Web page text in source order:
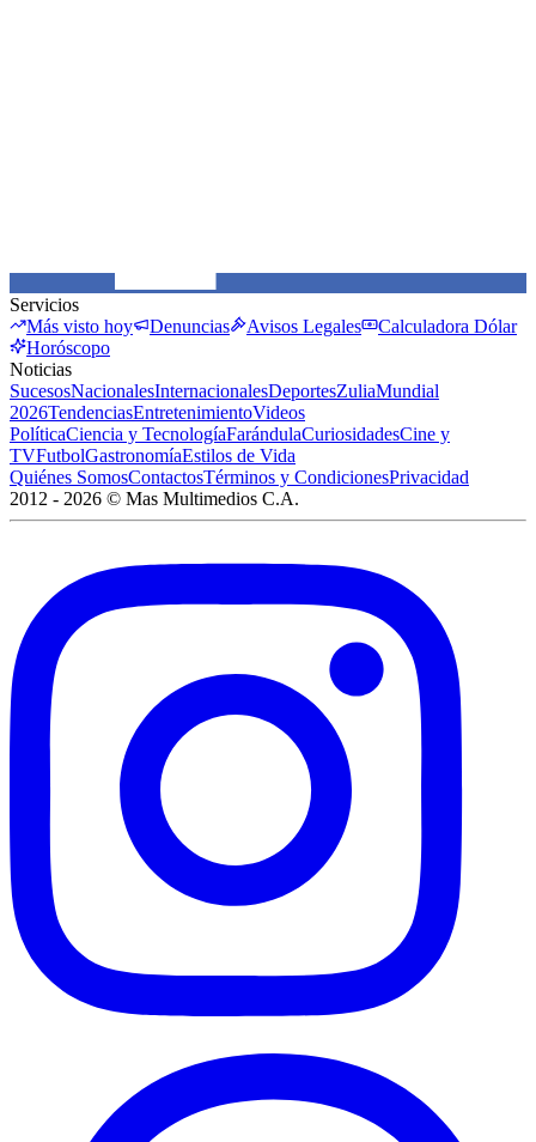
Servicios
Más visto hoy
Denuncias Avisos Legales
Calculadora Dólar
Horóscopo
Noticias
SucesosNacionalesInternacionalesDeportesZuliaMundial
2026TendenciasEntretenimientoVideos
PolíticaCiencia y TecnologíaFarándulaCuriosidadesCine y
TVFutbolGastronomíaEstilos de Vida
Quiénes SomosContactosTérminos y CondicionesPrivacidad
2012 - 2026 © Mas Multimedios C.A.